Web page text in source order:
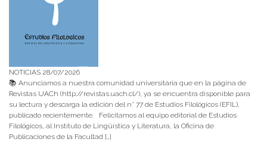
NOTICIAS 28/07/2026
📚 Anunciamos a nuestra comunidad universitaria que en la página de
Revistas UACh (http://revistas.uach.cl/), ya se encuentra disponible para
su lectura y descarga la edición del n° 77 de Estudios Filológicos (EFIL),
publicado recientemente. Felicitamos al equipo editorial de Estudios
Filológicos, al Instituto de Lingüística y Literatura, la Oficina de
Publicaciones de la Facultad […]